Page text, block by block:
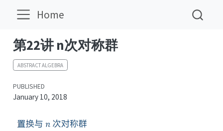
Home
第22讲 n次对称群
ABSTRACT ALGEBRA
PUBLISHED
January 10, 2018